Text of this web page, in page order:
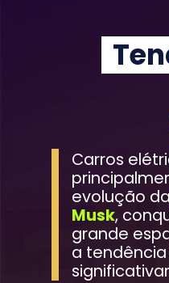
Carros
evolução da
Musk,
grande
a